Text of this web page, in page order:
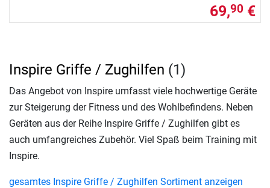
69,90 €
Inspire Griffe / Zughilfen (1)
Das Angebot von Inspire umfasst viele hochwertige Geräte
zur Steigerung der Fitness und des Wohlbefindens. Neben
Geräten aus der Reihe Inspire Griffe / Zughilfen gibt es
auch umfangreiches Zubehör. Viel Spaß beim Training mit
Inspire.
gesamtes Inspire Griffe / Zughilfen Sortiment anzeigen